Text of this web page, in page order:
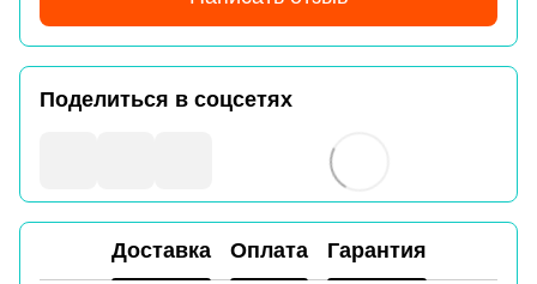
Поделиться в соцсетях
Доставка Оплата Гарантия